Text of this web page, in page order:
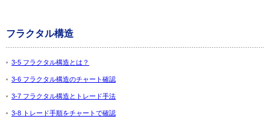
フラクタル構造
3-5 フラクタル構造とは？
3-6 フラクタル構造のチャート確認
3-7 フラクタル構造とトレード手法
3-8 トレード手順をチャートで確認